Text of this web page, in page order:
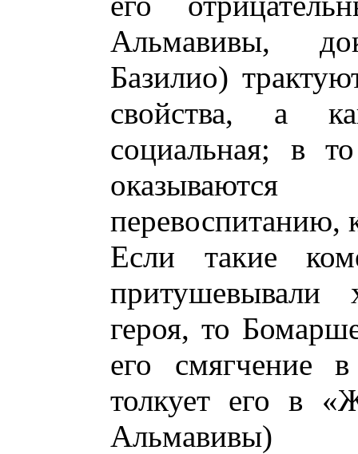
Альмавивы,
Базилио)
свойства, а
социальная; в
перевоспитанию,
Если такие
притушевывали
героя, то
его смягчение
толкует его в
Альмавивы)